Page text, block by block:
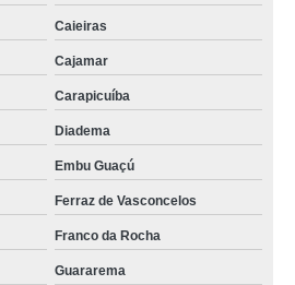
Caieiras
Cajamar
Carapicuíba
Diadema
Embu Guaçú
Ferraz de Vasconcelos
Franco da Rocha
Guararema